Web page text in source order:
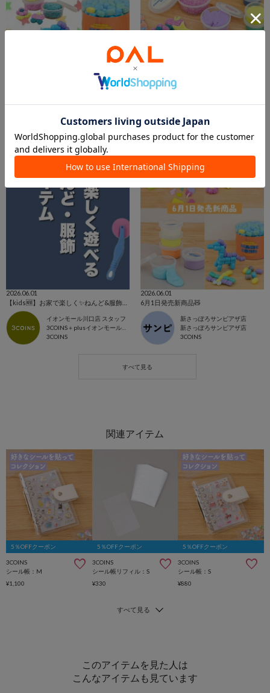
東京ドームシティ ラクーア
3COINSのおうち遊び🐥
青葉台東急スクエア
2026.06.01
イオンモール川口店 スタッフ
3COINS＋plusイオンモール川口店
3COINS
2026.06.01
6月1日発売新商品🧸
新さっぽろサンピアザ店
新さっぽろサンピアザ店
3COINS
5％OFFクーポン
3COINS
シール帳：M
¥1,100
5％OFFクーポン
3COINS
シール帳リフィル：S
¥330
5％OFFクーポン
3COINS
シール帳：S
¥880
このアイテムを見た人は
こんなアイテムも見ています